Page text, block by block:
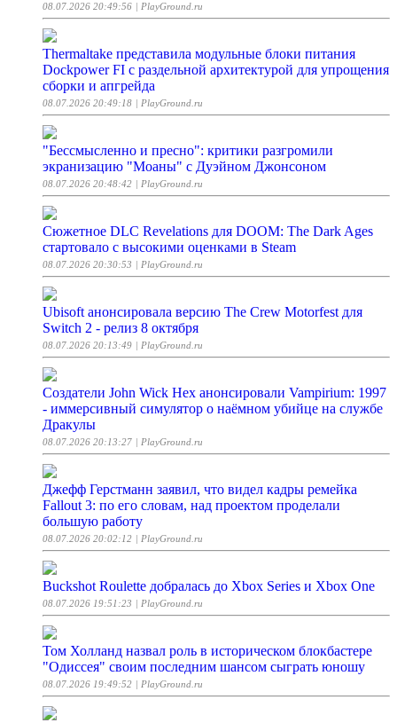
08.07.2026 20:49:56 | PlayGround.ru
Thermaltake представила модульные блоки питания
Dockpower FI с раздельной архитектурой для упрощения
сборки и апгрейда
08.07.2026 20:49:18 | PlayGround.ru
"Бессмысленно и пресно": критики разгромили
экранизацию "Моаны" с Дуэйном Джонсоном
08.07.2026 20:48:42 | PlayGround.ru
Сюжетное DLC Revelations для DOOM: The Dark Ages
стартовало с высокими оценками в Steam
08.07.2026 20:30:53 | PlayGround.ru
Ubisoft анонсировала версию The Crew Motorfest для
Switch 2 - релиз 8 октября
08.07.2026 20:13:49 | PlayGround.ru
Создатели John Wick Hex анонсировали Vampirium: 1997
- иммерсивный симулятор о наёмном убийце на службе
Дракулы
08.07.2026 20:13:27 | PlayGround.ru
Джефф Герстманн заявил, что видел кадры ремейка
Fallout 3: по его словам, над проектом проделали
большую работу
08.07.2026 20:02:12 | PlayGround.ru
Buckshot Roulette добралась до Xbox Series и Xbox One
08.07.2026 19:51:23 | PlayGround.ru
Том Холланд назвал роль в историческом блокбастере
"Одиссея" своим последним шансом сыграть юношу
08.07.2026 19:49:52 | PlayGround.ru